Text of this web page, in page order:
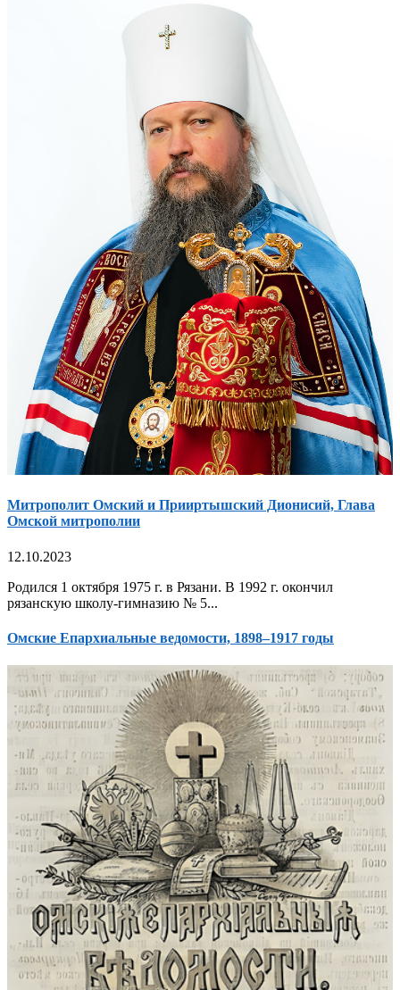
Митрополит Омский и Прииртышский Дионисий, Глава
Омской митрополии
12.10.2023
Родился 1 октября 1975 г. в Рязани. В 1992 г. окончил
рязанскую школу-гимназию № 5...
Омские Епархиальные ведомости, 1898–1917 годы